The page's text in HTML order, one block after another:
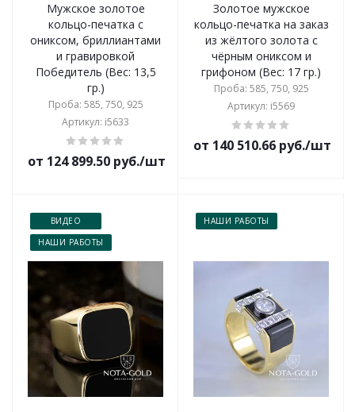
Мужское золотое
кольцо-печатка с
ониксом, бриллиантами
и гравировкой
Победитель (Вес: 13,5
гр.)
Проба: 585, 750, 925
Артикул: i5633
от 124 899.50 руб./шт
Золотое мужское
кольцо-печатка на заказ
из жёлтого золота с
чёрным ониксом и
грифоном (Вес: 17 гр.)
Проба: 585, 750, 925
Артикул: i5569
от 140 510.66 руб./шт
ВИДЕО
НАШИ РАБОТЫ
НАШИ РАБОТЫ